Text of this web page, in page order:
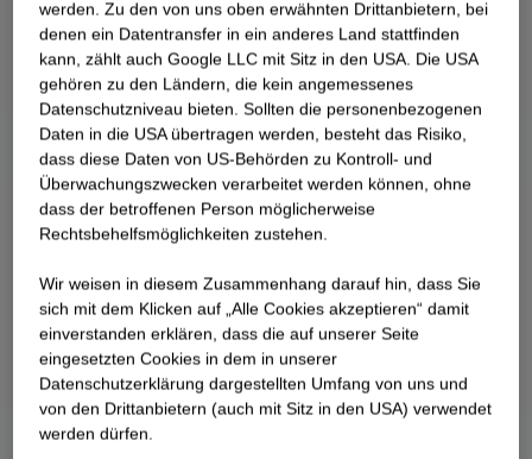
werden. Zu den von uns oben erwähnten Drittanbietern, bei
denen ein Datentransfer in ein anderes Land stattfinden
kann, zählt auch Google LLC mit Sitz in den USA. Die USA
gehören zu den Ländern, die kein angemessenes
Datenschutzniveau bieten. Sollten die personenbezogenen
Daten in die USA übertragen werden, besteht das Risiko,
dass diese Daten von US-Behörden zu Kontroll- und
Überwachungszwecken verarbeitet werden können, ohne
dass der betroffenen Person möglicherweise
Rechtsbehelfsmöglichkeiten zustehen.
Wir weisen in diesem Zusammenhang darauf hin, dass Sie
sich mit dem Klicken auf „Alle Cookies akzeptieren“ damit
ein­ver­standen erklären, dass die auf unserer Seite
eingesetzten Cookies in dem in unserer
Datenschutzerklärung dargestellten Umfang von uns und
von den Drittanbietern (auch mit Sitz in den USA) verwendet
werden dürfen.